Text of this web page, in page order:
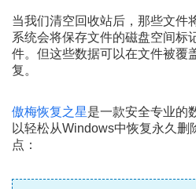
当我们清空回收站后，那些文件
系统会将保存文件的磁盘空间标
件。但这些数据可以在文件被覆
复。
傲梅恢复之星是一款安全专业的
以轻松从Windows中恢复永久删
点：